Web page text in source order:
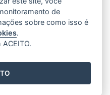
de
sobre como isso é
.